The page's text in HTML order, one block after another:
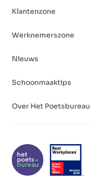
Klantenzone
Werknemerszone
Nieuws
Schoonmaaktips
Over Het Poetsbureau